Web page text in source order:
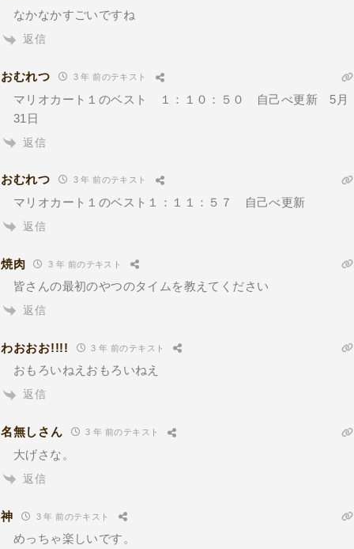
なかなかすごいですね
返信
おむれつ 3 年 前のテキスト
マリオカート１のベスト １：１０：５０ 自己べ更新 5月
31日
返信
おむれつ 3 年 前のテキスト
マリオカート１のベスト１：１１：５７ 自己べ更新
返信
焼肉 3 年 前のテキスト
皆さんの最初のやつのタイムを教えてください
返信
わおおお!!!! 3 年 前のテキスト
おもろいねえおもろいねえ
返信
名無しさん 3 年 前のテキスト
大げさな。
返信
神 3 年 前のテキスト
めっちゃ楽しいです。